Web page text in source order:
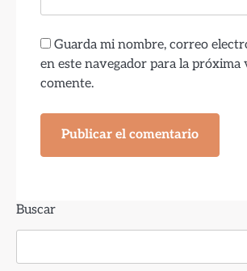
Guarda mi nombre, correo
en este navegador para la próxima
comente.
Buscar